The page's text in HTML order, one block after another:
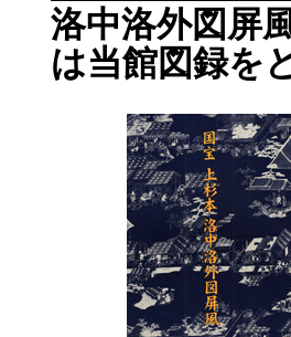
洛中洛外図屏
は当館図録を